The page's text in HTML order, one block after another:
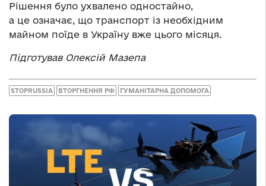
Рішення було ухвалено одностайно,
а це означає, що транспорт із необхідним
майном поїде в Україну вже цього місяця.
Підготував Олексій Мазепа
STOPRUSSIA ВТОРГНЕННЯ РФ ГУМАНІТАРНА ДОПОМОГА